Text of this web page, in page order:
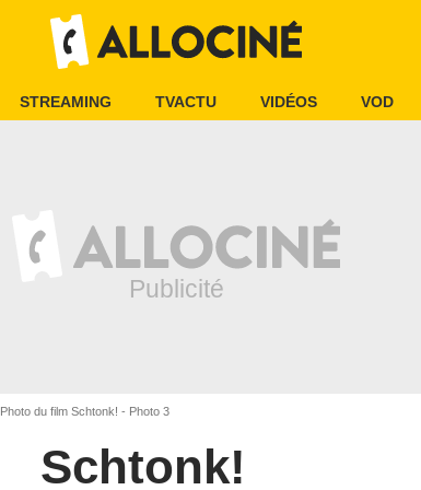
STREAMING TVACTU VIDÉOS VOD
Photo du film Schtonk! - Photo 3
Schtonk!